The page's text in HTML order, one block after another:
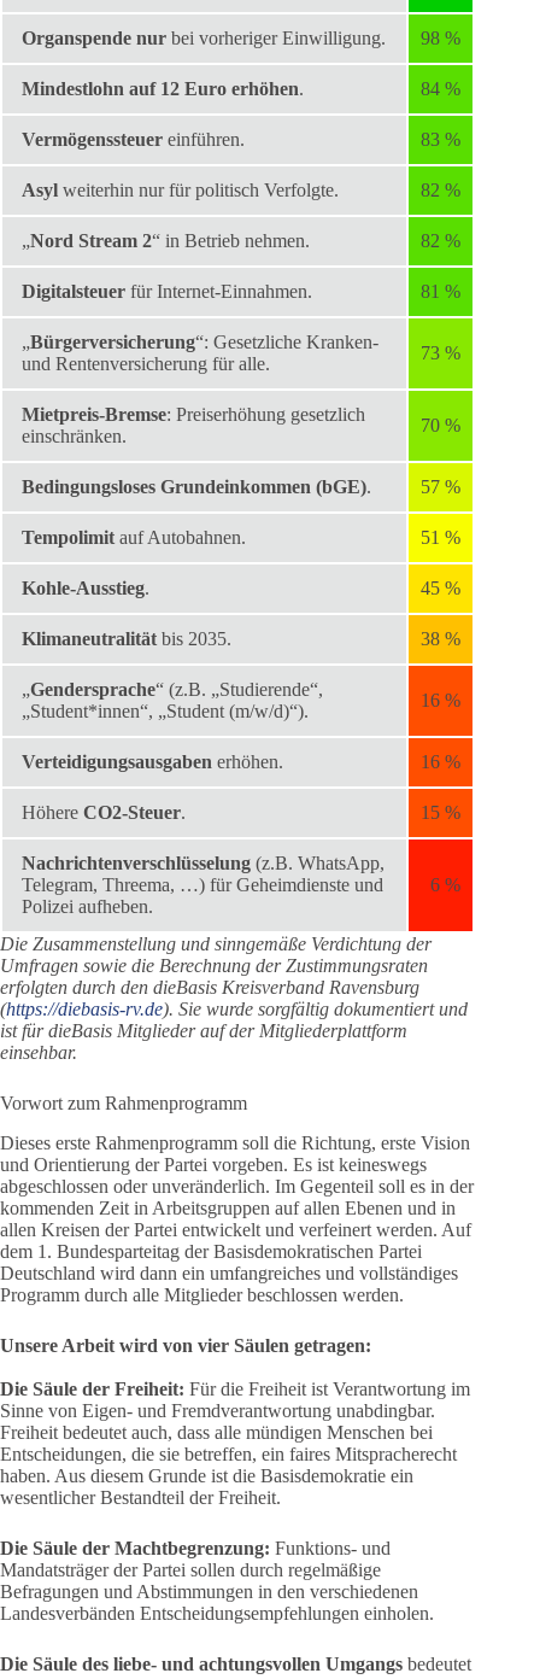
Organspende nur bei vorheriger Einwilligung. 98 %
Mindestlohn auf 12 Euro erhöhen. 84 %
Vermögenssteuer einführen. 83 %
Asyl weiterhin nur für politisch Verfolgte. 82 %
„Nord Stream 2“ in Betrieb nehmen. 82 %
Digitalsteuer für Internet-Einnahmen. 81 %
„Bürgerversicherung“: Gesetzliche Kranken-
und Rentenversicherung für alle.
73 %
Mietpreis-Bremse: Preiserhöhung gesetzlich
einschränken.
70 %
Bedingungsloses Grundeinkommen (bGE). 57 %
Tempolimit auf Autobahnen. 51 %
Kohle-Ausstieg. 45 %
Klimaneutralität bis 2035. 38 %
„Gendersprache“ (z.B. „Studierende“,
„Student*innen“, „Student (m/w/d)“).
16 %
Verteidigungsausgaben erhöhen. 16 %
Höhere CO2-Steuer. 15 %
Nachrichtenverschlüsselung (z.B. WhatsApp,
Telegram, Threema, …) für Geheimdienste und
Polizei aufheben.
6 %
Die Zusammenstellung und sinngemäße Verdichtung der
Umfragen sowie die Berechnung der Zustimmungsraten
erfolgten durch den dieBasis Kreisverband Ravensburg
(https://diebasis-rv.de). Sie wurde sorgfältig dokumentiert und
ist für dieBasis Mitglieder auf der Mitgliederplattform
einsehbar.
Vorwort zum Rahmenprogramm
Dieses erste Rahmenprogramm soll die Richtung, erste Vision
und Orientierung der Partei vorgeben. Es ist keineswegs
abgeschlossen oder unveränderlich. Im Gegenteil soll es in der
kommenden Zeit in Arbeitsgruppen auf allen Ebenen und in
allen Kreisen der Partei entwickelt und verfeinert werden. Auf
dem 1. Bundesparteitag der Basisdemokratischen Partei
Deutschland wird dann ein umfangreiches und vollständiges
Programm durch alle Mitglieder beschlossen werden.
Unsere Arbeit wird von vier Säulen getragen:
Die Säule der Freiheit: Für die Freiheit ist Verantwortung im
Sinne von Eigen- und Fremdverantwortung unabdingbar.
Freiheit bedeutet auch, dass alle mündigen Menschen bei
Entscheidungen, die sie betreffen, ein faires Mitspracherecht
haben. Aus diesem Grunde ist die Basisdemokratie ein
wesentlicher Bestandteil der Freiheit.
Die Säule der Machtbegrenzung: Funktions- und
Mandatsträger der Partei sollen durch regelmäßige
Befragungen und Abstimmungen in den verschiedenen
Landesverbänden Entscheidungsempfehlungen einholen.
Die Säule des liebe- und achtungsvollen Umgangs bedeutet